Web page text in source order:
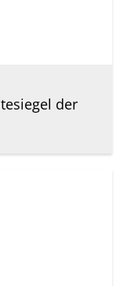
der